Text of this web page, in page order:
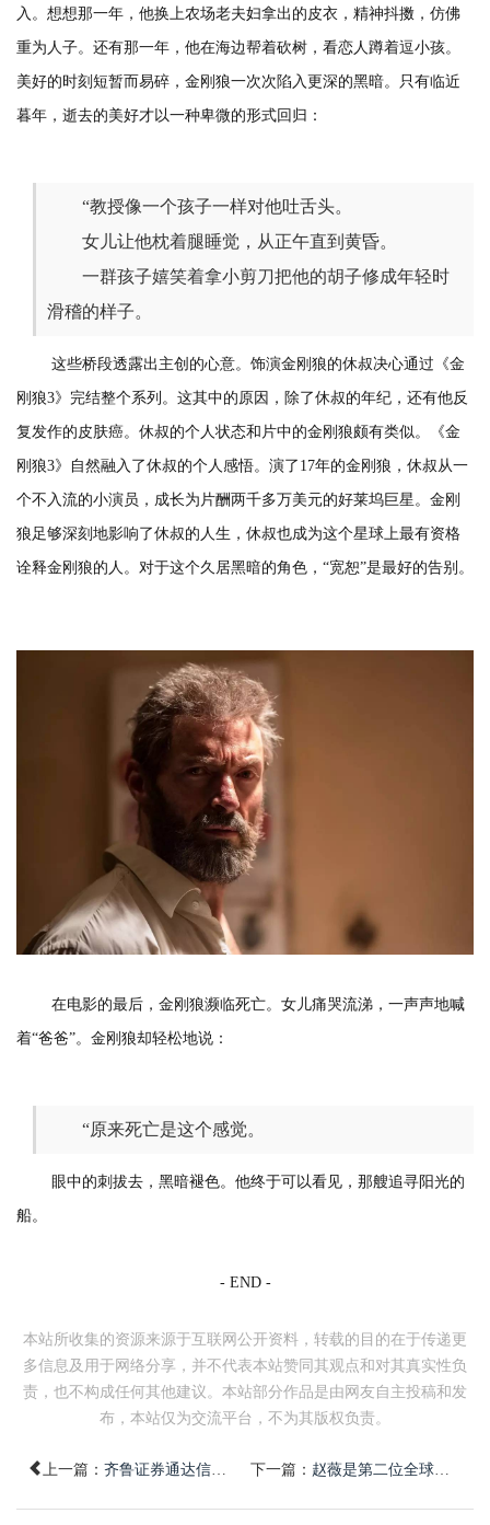
入。想想那一年，他换上农场老夫妇拿出的皮衣，精神抖擞，仿佛
重为人子。还有那一年，他在海边帮着砍树，看恋人蹲着逗小孩。
美好的时刻短暂而易碎，金刚狼一次次陷入更深的黑暗。只有临近
暮年，逝去的美好才以一种卑微的形式回归：
“教授像一个孩子一样对他吐舌头。
女儿让他枕着腿睡觉，从正午直到黄昏。
一群孩子嬉笑着拿小剪刀把他的胡子修成年轻时
滑稽的样子。
这些桥段透露出主创的心意。饰演金刚狼的休叔决心通过《金
刚狼3》完结整个系列。这其中的原因，除了休叔的年纪，还有他反
复发作的皮肤癌。休叔的个人状态和片中的金刚狼颇有类似。《金
刚狼3》自然融入了休叔的个人感悟。演了17年的金刚狼，休叔从一
个不入流的小演员，成长为片酬两千多万美元的好莱坞巨星。金刚
狼足够深刻地影响了休叔的人生，休叔也成为这个星球上最有资格
诠释金刚狼的人。对于这个久居黑暗的角色，“宽恕”是最好的告别。
在电影的最后，金刚狼濒临死亡。女儿痛哭流涕，一声声地喊
着“爸爸”。金刚狼却轻松地说：
“原来死亡是这个感觉。
眼中的刺拔去，黑暗褪色。他终于可以看见，那艘追寻阳光的
船。
- END -
本站所收集的资源来源于互联网公开资料，转载的目的在于传递更
多信息及用于网络分享，并不代表本站赞同其观点和对其真实性负
责，也不构成任何其他建议。本站部分作品是由网友自主投稿和发
布，本站仅为交流平台，不为其版权负责。
上一篇： 齐鲁证券通达信下载v9.39官方最新版 下一篇： 赵薇是第二位全球最佳导演奖的女导游